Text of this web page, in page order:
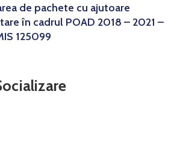
de pachete cu ajutoare
în cadrul POAD 2018 – 2021 –
125099